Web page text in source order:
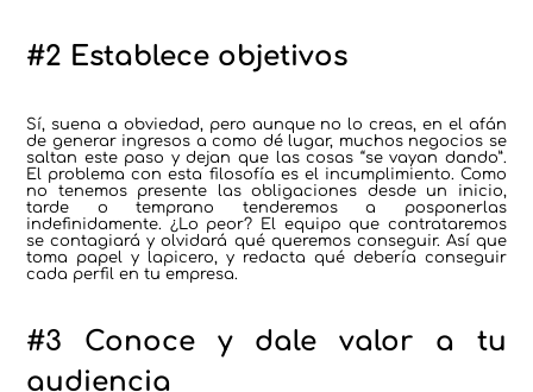
#2 Establece objetivos
Sí, suena a obviedad, pero aunque no lo creas, en el afán
de generar ingresos a como dé lugar, muchos negocios se
saltan este paso y dejan que las cosas “se vayan dando”.
El problema con esta filosofía es el incumplimiento. Como
no tenemos presente las obligaciones desde un inicio,
tarde o temprano tenderemos a posponerlas
indefinidamente. ¿Lo peor? El equipo que contrataremos
se contagiará y olvidará qué queremos conseguir. Así que
toma papel y lapicero, y redacta qué debería conseguir
cada perfil en tu empresa.
#3 Conoce y dale valor a tu
audiencia